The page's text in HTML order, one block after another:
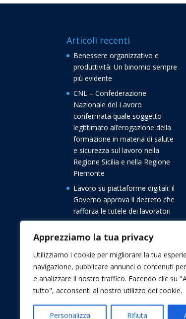
Apprezziamo la tua privacy
Utilizziamo i cookie per migliorare la tua
navigazione, pubblicare annunci o contenuti
e analizzare il nostro traffico. Facendo clic su
tutto", acconsenti al nostro utilizzo dei cookie.
Personalizza Rifiuta
Articoli recenti
Benessere organizzativo e
produttività: Un binomio sempre
più evidente
CNL – Confederazione
Nazionale del Lavoro
confermata quale soggetto
legittimato all’erogazione della
formazione in materia di salute
e sicurezza sul lavoro nella
Regione Sicilia e nella Regione
Piemonte
Lavoro su piattaforme digitali: il
Governo approva il decreto che
rafforza le tutele dei lavoratori
Confederazione Nazionale del
Transizione 5.0, avvio delle
comunicazioni di conferma degli
investimenti